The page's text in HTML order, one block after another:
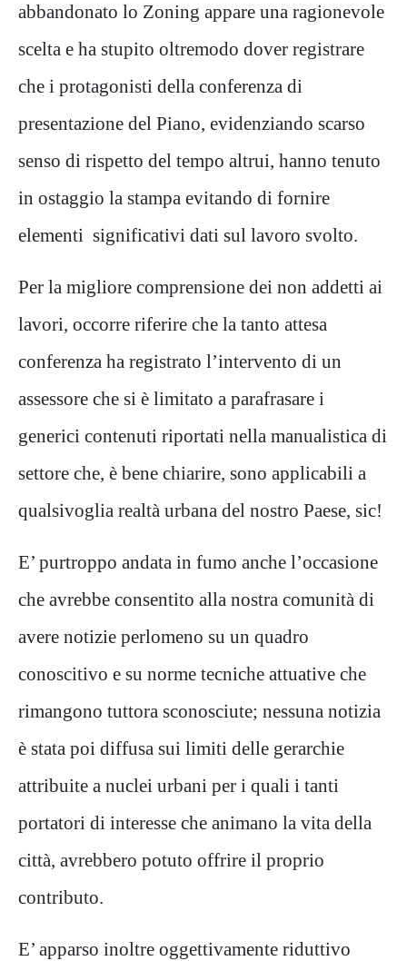
abbandonato lo Zoning appare una ragionevole
scelta e ha stupito oltremodo dover registrare
che i protagonisti della conferenza di
presentazione del Piano, evidenziando scarso
senso di rispetto del tempo altrui, hanno tenuto
in ostaggio la stampa evitando di fornire
elementi significativi dati sul lavoro svolto.
Per la migliore comprensione dei non addetti ai
lavori, occorre riferire che la tanto attesa
conferenza ha registrato l’intervento di un
assessore che si è limitato a parafrasare i
generici contenuti riportati nella manualistica di
settore che, è bene chiarire, sono applicabili a
qualsivoglia realtà urbana del nostro Paese, sic!
E’ purtroppo andata in fumo anche l’occasione
che avrebbe consentito alla nostra comunità di
avere notizie perlomeno su un quadro
conoscitivo e su norme tecniche attuative che
rimangono tuttora sconosciute; nessuna notizia
è stata poi diffusa sui limiti delle gerarchie
attribuite a nuclei urbani per i quali i tanti
portatori di interesse che animano la vita della
città, avrebbero potuto offrire il proprio
contributo.
E’ apparso inoltre oggettivamente riduttivo